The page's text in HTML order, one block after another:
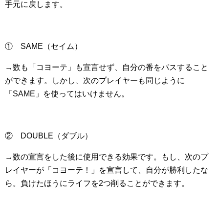
手元に戻します。
① SAME（セイム）
→数も「コヨーテ」も宣言せず、自分の番をパスすること
ができます。しかし、次のプレイヤーも同じように
「SAME」を使ってはいけません。
② DOUBLE（ダブル）
→数の宣言をした後に使用できる効果です。もし、次のプ
レイヤーが「コヨーテ！」を宣言して、自分が勝利したな
ら。負けたほうにライフを2つ削ることができます。